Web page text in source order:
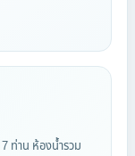
ท่าน ห้องน้ำรวม